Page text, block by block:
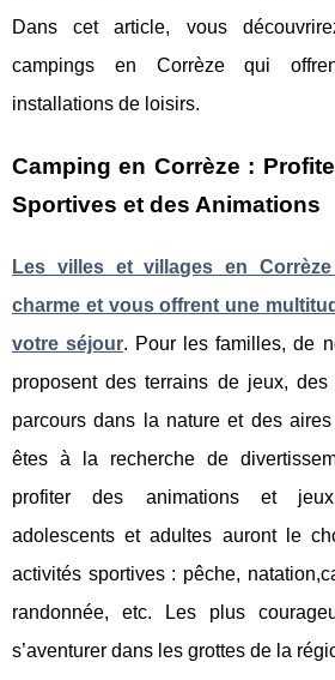
Dans cet article, vous
campings en Corrèze qui
installations de loisirs.
Camping en Corrèze :
Sportives et des Animations
Les villes et villages en
charme et vous offrent une
votre séjour. Pour les familles, de
proposent des terrains de jeux,
parcours dans la nature et des
êtes à la recherche de
profiter des animations et
adolescents et adultes auront le
activités sportives : pêche,
randonnée, etc. Les plus
s’aventurer dans les grottes de la